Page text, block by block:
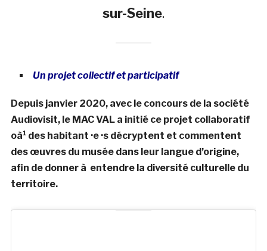
sur-Seine.
Un projet collectif et participatif
Depuis janvier 2020, avec le concours de la société
Audiovisit, le MAC VAL a initié ce projet collaboratif
oà¹ des habitant ·e ·s décryptent et commentent
des œuvres du musée dans leur langue d’origine,
afin de donner à entendre la diversité culturelle du
territoire.